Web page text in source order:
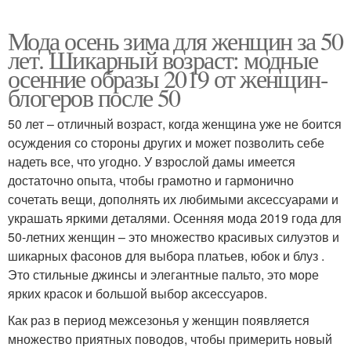
Мода осень зима для женщин за 50
лет. Шикарный возраст: модные
осенние образы 2019 от женщин-
блогеров после 50
50 лет – отличный возраст, когда женщина уже не боится
осуждения со стороны других и может позволить себе
надеть все, что угодно. У взрослой дамы имеется
достаточно опыта, чтобы грамотно и гармонично
сочетать вещи, дополнять их любимыми аксессуарами и
украшать яркими деталями. Осенняя мода 2019 года для
50-летних женщин – это множество красивых силуэтов и
шикарных фасонов для выбора платьев, юбок и блуз .
Это стильные джинсы и элегантные пальто, это море
ярких красок и большой выбор аксессуаров.
Как раз в период межсезонья у женщин появляется
множество приятных поводов, чтобы примерить новый